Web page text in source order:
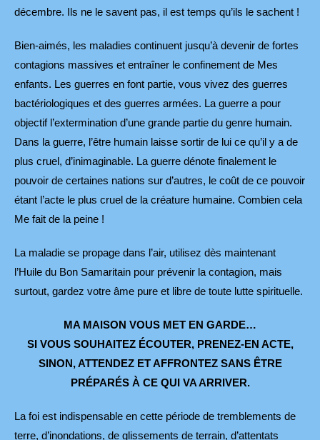
décembre. Ils ne le savent pas, il est temps qu’ils le sachent !
Bien-aimés, les maladies continuent jusqu’à devenir de fortes
contagions massives et entraîner le confinement de Mes
enfants. Les guerres en font partie, vous vivez des guerres
bactériologiques et des guerres armées. La guerre a pour
objectif l’extermination d’une grande partie du genre humain.
Dans la guerre, l’être humain laisse sortir de lui ce qu’il y a de
plus cruel, d’inimaginable. La guerre dénote finalement le
pouvoir de certaines nations sur d’autres, le coût de ce pouvoir
étant l’acte le plus cruel de la créature humaine. Combien cela
Me fait de la peine !
La maladie se propage dans l’air, utilisez dès maintenant
l’Huile du Bon Samaritain pour prévenir la contagion, mais
surtout, gardez votre âme pure et libre de toute lutte spirituelle.
MA MAISON VOUS MET EN GARDE…
SI VOUS SOUHAITEZ ÉCOUTER, PRENEZ-EN ACTE,
SINON, ATTENDEZ ET AFFRONTEZ SANS ÊTRE
PRÉPARÉS À CE QUI VA ARRIVER.
La foi est indispensable en cette période de tremblements de
terre, d’inondations, de glissements de terrain, d’attentats